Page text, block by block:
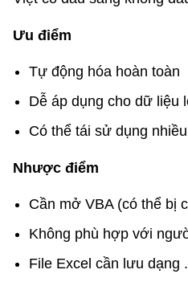
Ưu điểm
Tự động hóa hoàn toàn
Dễ áp dụng cho dữ liệu
Có thể tái sử dụng
Nhược điểm
Cần mở VBA (có thể bị
Không phù hợp với
File Excel cần lưu dạng